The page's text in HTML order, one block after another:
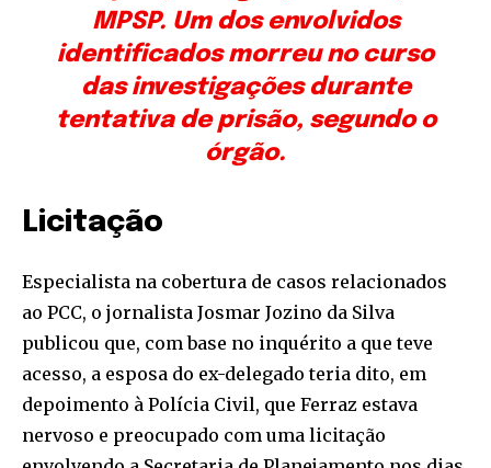
MPSP. Um dos envolvidos
identificados morreu no curso
das investigações durante
tentativa de prisão, segundo o
órgão.
Licitação
Especialista na cobertura de casos relacionados
ao PCC, o jornalista Josmar Jozino da Silva
publicou que, com base no inquérito a que teve
acesso, a esposa do ex-delegado teria dito, em
depoimento à Polícia Civil, que Ferraz estava
nervoso e preocupado com uma licitação